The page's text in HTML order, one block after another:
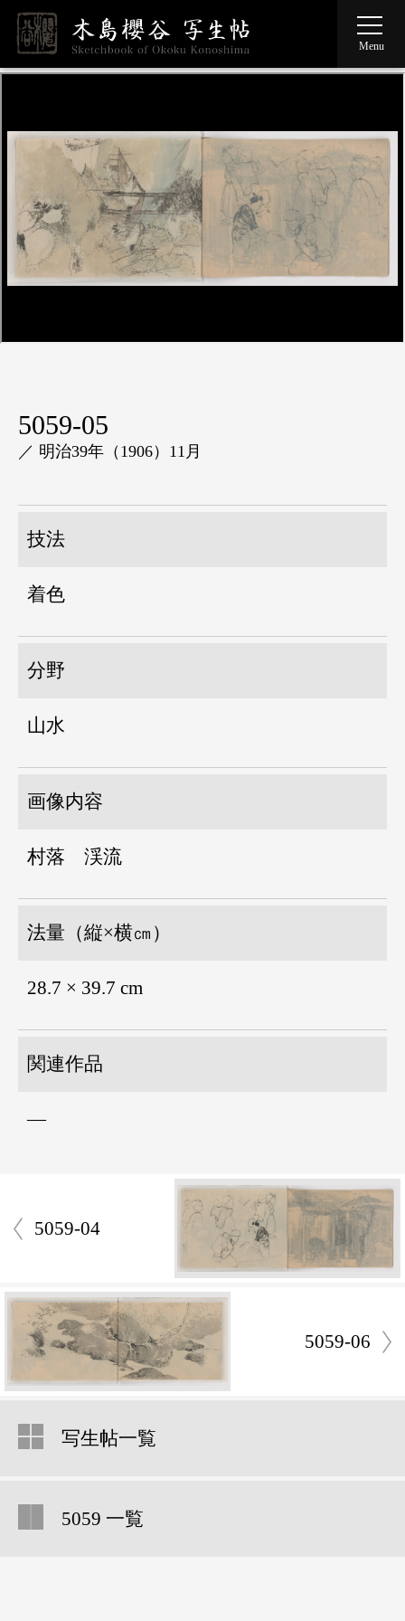
5059-05
／ 明治39年（1906）11月
技法
着色
分野
山水
画像内容
村落 渓流
法量（縦×横㎝）
28.7 × 39.7 cm
関連作品
―
5059-04
写生帖一覧
5059 一覧
5059-06